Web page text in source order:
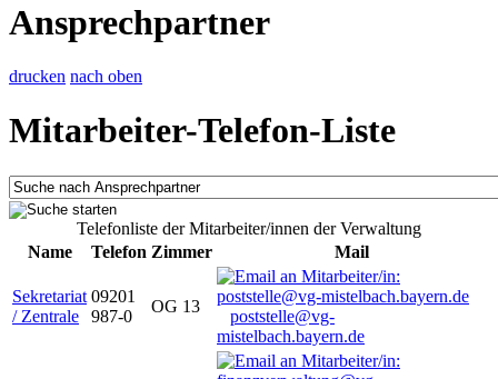
Ansprechpartner
drucken nach oben
Mitarbeiter-Telefon-Liste
Telefonliste der Mitarbeiter/innen der Verwaltung
Name
Telefon Zimmer Mail
Sekretariat
/ Zentrale
09201
987-0
OG 13
poststelle@vg-
mistelbach.bayern.de